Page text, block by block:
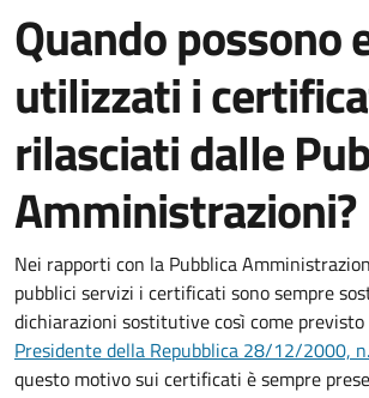
Quando possono
utilizzati i
rilasciati dalle
Amministrazioni?
Nei rapporti con la Pubblica
pubblici servizi i certificati sono sempre
dichiarazioni sostitutive così come
Presidente della Repubblica 28/12/2000,
questo motivo sui certificati è sempre